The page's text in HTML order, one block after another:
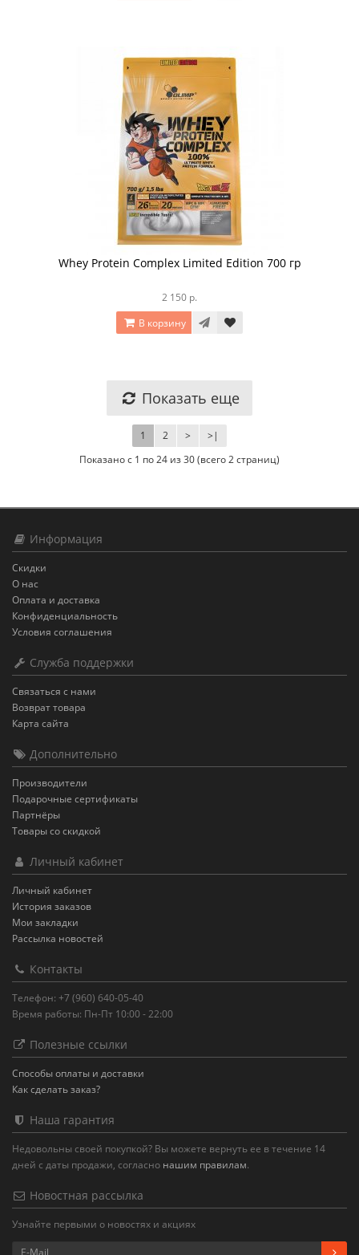
Whey Protein Complex Limited Edition 700 гр
2 150 р.
В корзину
Показать еще
1 2 > >|
Показано с 1 по 24 из 30 (всего 2 страниц)
Информация
Скидки
О нас
Оплата и доставка
Конфиденциальность
Условия соглашения
Служба поддержки
Связаться с нами
Возврат товара
Карта сайта
Дополнительно
Производители
Подарочные сертификаты
Партнёры
Товары со скидкой
Личный кабинет
Личный кабинет
История заказов
Мои закладки
Рассылка новостей
Контакты
Телефон: +7 (960) 640-05-40
Время работы: Пн-Пт 10:00 - 22:00
Полезные ссылки
Способы оплаты и доставки
Как сделать заказ?
Наша гарантия
Недовольны своей покупкой? Вы можете вернуть ее в течение 14
дней с даты продажи, согласно нашим правилам.
Новостная рассылка
Узнайте первыми о новостях и акциях